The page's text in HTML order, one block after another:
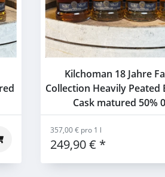
Kilchoman 18 Jahre
Collection Heavily
Cask matured 50%
249,90 € *
357,00 € pro 1 l